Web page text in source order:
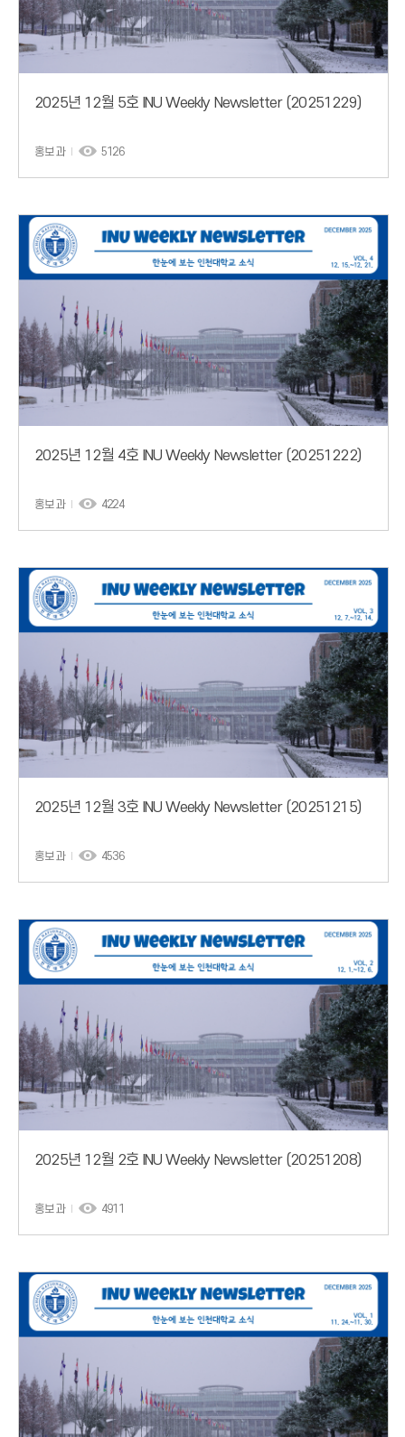
2025년 12월 5호 INU Weekly Newsletter (20251229)
홍보과 5126
2025년 12월 4호 INU Weekly Newsletter (20251222)
홍보과 4224
2025년 12월 3호 INU Weekly Newsletter (20251215)
홍보과 4536
2025년 12월 2호 INU Weekly Newsletter (20251208)
홍보과 4911